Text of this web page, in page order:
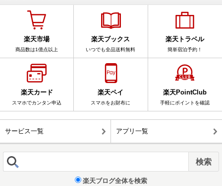
楽天市場
商品数は1億点以上
楽天ブックス
いつでも全品送料無料
楽天トラベル
簡単宿泊予約！
楽天カード
スマホでカンタン申込
楽天ペイ
スマホをお財布に
楽天PointClub
手軽にポイントを確認
サービス一覧 アプリ一覧
楽天ブログ全体を検索